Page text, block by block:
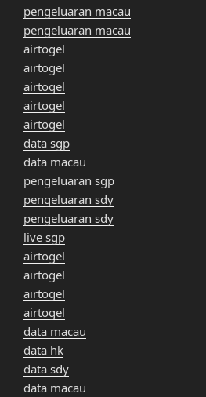
pengeluaran macau
pengeluaran macau
airtogel
airtogel
airtogel
airtogel
airtogel
data sgp
data macau
pengeluaran sgp
pengeluaran sdy
pengeluaran sdy
live sgp
airtogel
airtogel
airtogel
airtogel
data macau
data hk
data sdy
data macau